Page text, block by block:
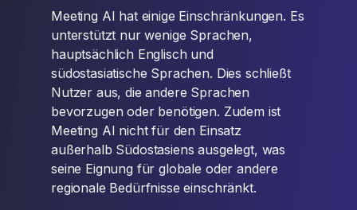
Meeting AI hat einige Einschränkungen. Es
unterstützt nur wenige Sprachen,
hauptsächlich Englisch und
südostasiatische Sprachen. Dies schließt
Nutzer aus, die andere Sprachen
bevorzugen oder benötigen. Zudem ist
Meeting AI nicht für den Einsatz
außerhalb Südostasiens ausgelegt, was
seine Eignung für globale oder andere
regionale Bedürfnisse einschränkt.